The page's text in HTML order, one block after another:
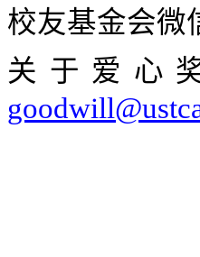
校友基金会微
关于爱心